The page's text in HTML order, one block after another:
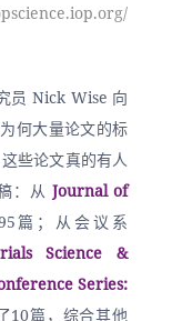
员 Nick Wise 向
何大量论文的标
些论文真的有人
：从 Journal of
篇；从会议系
Science &
Series:
10篇，综合其他